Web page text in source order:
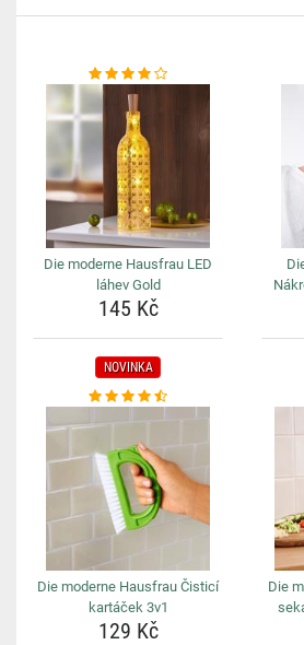
Die moderne Hausfrau LED
láhev Gold
145 Kč
NOVINKA
Die moderne Hausfrau Čisticí
kartáček 3v1
129 Kč
Die